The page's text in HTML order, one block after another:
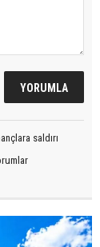
saldırı